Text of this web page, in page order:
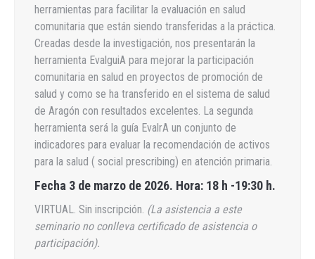
herramientas para facilitar la evaluación en salud
comunitaria que están siendo transferidas a la práctica.
Creadas desde la investigación, nos presentarán la
herramienta EvalguiA para mejorar la participación
comunitaria en salud en proyectos de promoción de
salud y como se ha transferido en el sistema de salud
de Aragón con resultados excelentes. La segunda
herramienta será la guía EvalrA un conjunto de
indicadores para evaluar la recomendación de activos
para la salud ( social prescribing) en atención primaria.
Fecha 3 de marzo de 2026. Hora: 18 h -19:30 h.
VIRTUAL. Sin inscripción. (La asistencia a este
seminario no conlleva certificado de asistencia o
participación).